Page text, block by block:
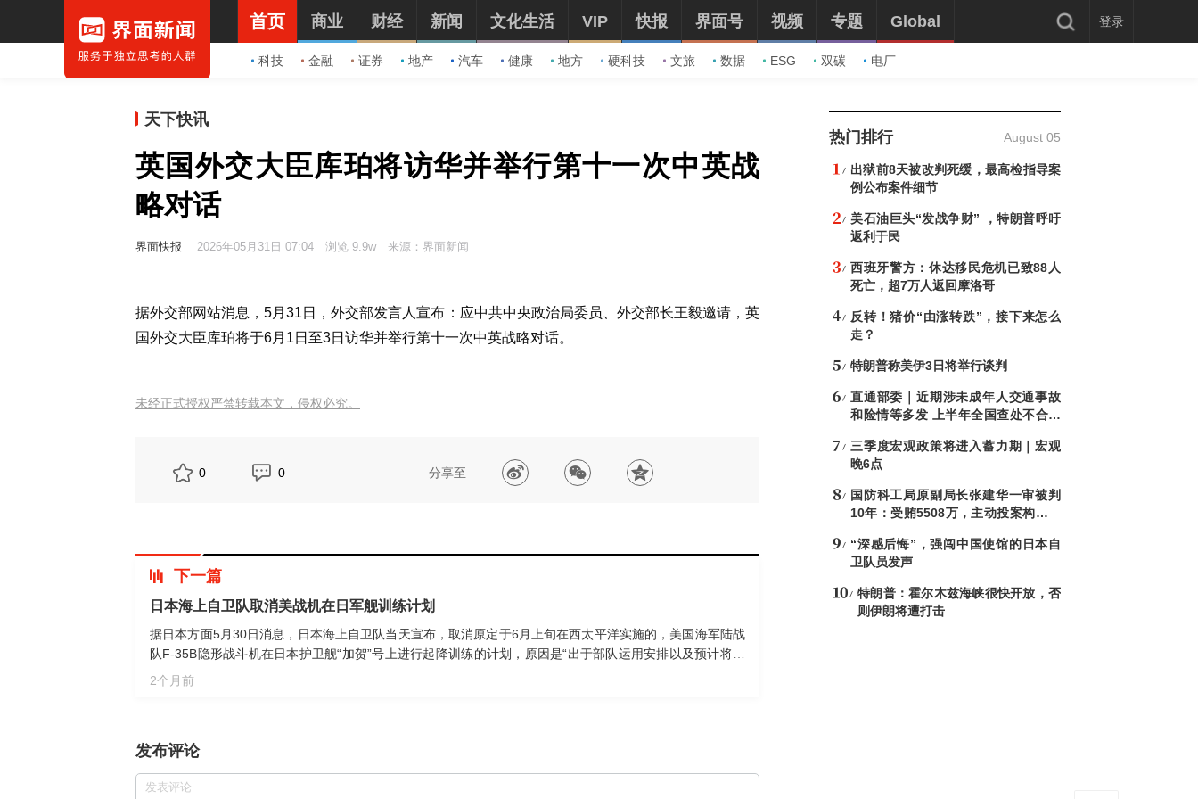
首页
科技 金融 证券 地产 汽车 健康 地方 硬科技 文旅 数据 ESG 双碳 电厂
商业 财经 新闻 文化生活 VIP 快报 界面号 视频 专题 Global 登录
天下快讯
英国外交大臣库珀将访华并举行第十一次中英战
略对话
界面快报 2026年05月31日 07:04 浏览 9.9w 来源：界面新闻
据外交部网站消息，5月31日，外交部发言人宣布：应中共中央政治局委员、外交部长王毅邀请，英
国外交大臣库珀将于6月1日至3日访华并举行第十一次中英战略对话。
未经正式授权严禁转载本文，侵权必究。
0 0 分享至
下一篇
日本海上自卫队取消美战机在日军舰训练计划
据日本方面5月30日消息，日本海上自卫队当天宣布，取消原定于6月上旬在西太平洋实施的，美国海军陆战
队F-35B隐形战斗机在日本护卫舰“加贺”号上进行起降训练的计划，原因是“出于部队运用安排以及预计将出
现恶劣天气”。消息称，这是为推动“加贺”号“事实上航母化”而进行的训练之一。日本此前有消息称，日本防
2个月前
发布评论
热门排行 August 05
出狱前8天被改判死缓，最高检指导案
例公布案件细节
美石油巨头“发战争财” ，特朗普呼吁
返利于民
西班牙警方：休达移民危机已致88人
死亡，超7万人返回摩洛哥
反转！猪价“由涨转跌”，接下来怎么
走？
特朗普称美伊3日将举行谈判
直通部委｜近期涉未成年人交通事故
和险情等多发 上半年全国查处不合格
三季度宏观政策将进入蓄力期｜宏观
晚6点
国防科工局原副局长张建华一审被判
10年：受贿5508万，主动投案构成自
“深感后悔”，强闯中国使馆的日本自
卫队员发声
特朗普：霍尔木兹海峡很快开放，否
则伊朗将遭打击